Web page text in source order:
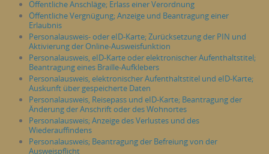
Öffentliche Anschläge; Erlass einer Verordnung
Öffentliche Vergnügung; Anzeige und Beantragung einer
Erlaubnis
Personalausweis- oder eID-Karte; Zurücksetzung der PIN und
Aktivierung der Online-Ausweisfunktion
Personalausweis, eID-Karte oder elektronischer Aufenthaltstitel;
Beantragung eines Braille-Aufklebers
Personalausweis, elektronischer Aufenthaltstitel und eID-Karte;
Auskunft über gespeicherte Daten
Personalausweis, Reisepass und eID-Karte; Beantragung der
Änderung der Anschrift oder des Wohnortes
Personalausweis; Anzeige des Verlustes und des
Wiederauffindens
Personalausweis; Beantragung der Befreiung von der
Ausweispflicht